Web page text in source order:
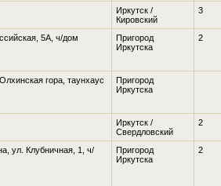
Иркутск /
Кировский
3
5А, ч/дом
Пригород
Иркутска
2
гора, таунхаус
Пригород
Иркутска
Иркутск /
Свердловский
2
ул. Клубничная, 1 , ч/
Пригород
Иркутска
2